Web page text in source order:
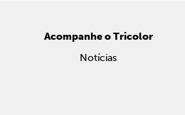
Acompanhe o Tricolor
Notícias